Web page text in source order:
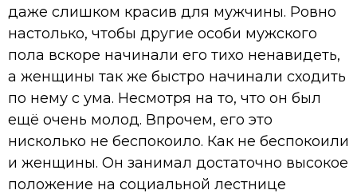
даже слишком красив для мужчины. Ровно
настолько, чтобы другие особи мужского
пола вскоре начинали его тихо ненавидеть,
а женщины так же быстро начинали сходить
по нему с ума. Несмотря на то, что он был
ещё очень молод. Впрочем, его это
нисколько не беспокоило. Как не беспокоили
и женщины. Он занимал достаточно высокое
положение на социальной лестнице